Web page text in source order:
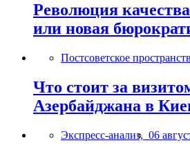
Революция
или новая
Постсоветское
Что стоит за
Азербайджана в
Экспресс-анализ, 06